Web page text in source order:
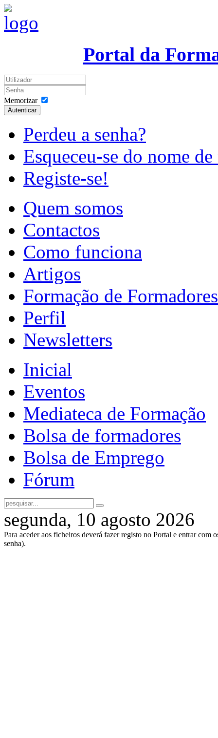
Portal da
Memorizar
Autenticar
Perdeu a senha?
Esqueceu-se do nome
Registe-se!
Quem somos
Contactos
Como funciona
Artigos
Formação de Formadores
Perfil
Newsletters
Inicial
Eventos
Mediateca de Formação
Bolsa de formadores
Bolsa de Emprego
Fórum
segunda, 10 agosto 2026
Para aceder aos ficheiros deverá fazer registo no Portal e entrar com
senha).